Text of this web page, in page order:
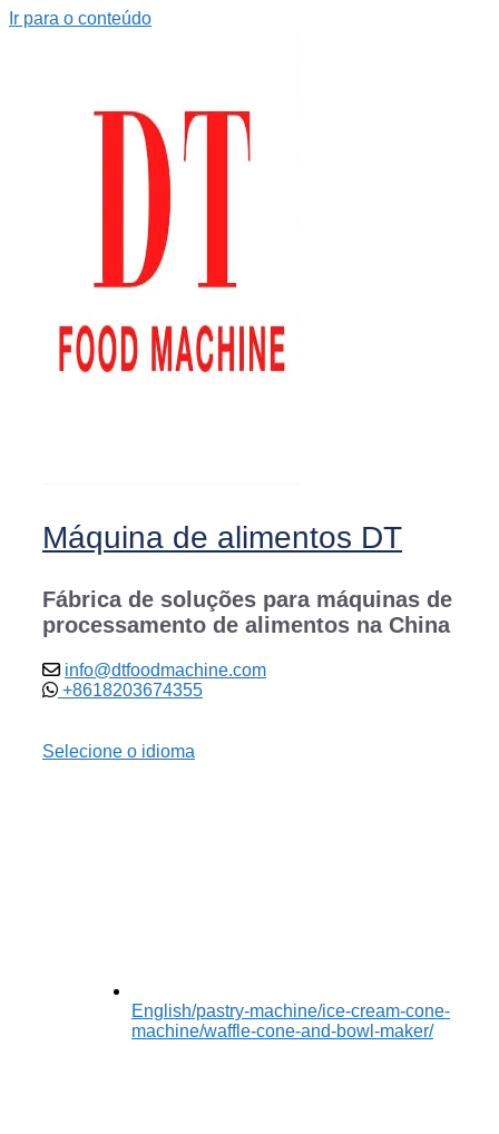
Ir para o conteúdo
Máquina de alimentos DT
Fábrica de soluções para máquinas de
processamento de alimentos na China
info@dtfoodmachine.com
+8618203674355
Selecione o idioma
English/pastry-machine/ice-cream-cone-
machine/waffle-cone-and-bowl-maker/